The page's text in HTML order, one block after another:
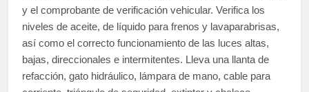
y el comprobante de verificación vehicular. Verifica los
niveles de aceite, de líquido para frenos y lavaparabrisas,
así como el correcto funcionamiento de las luces altas,
bajas, direccionales e intermitentes. Lleva una llanta de
refacción, gato hidráulico, lámpara de mano, cable para